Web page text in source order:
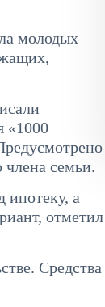
молодых
«1000
члена семьи.
ипотеку, а
отметил
Средства